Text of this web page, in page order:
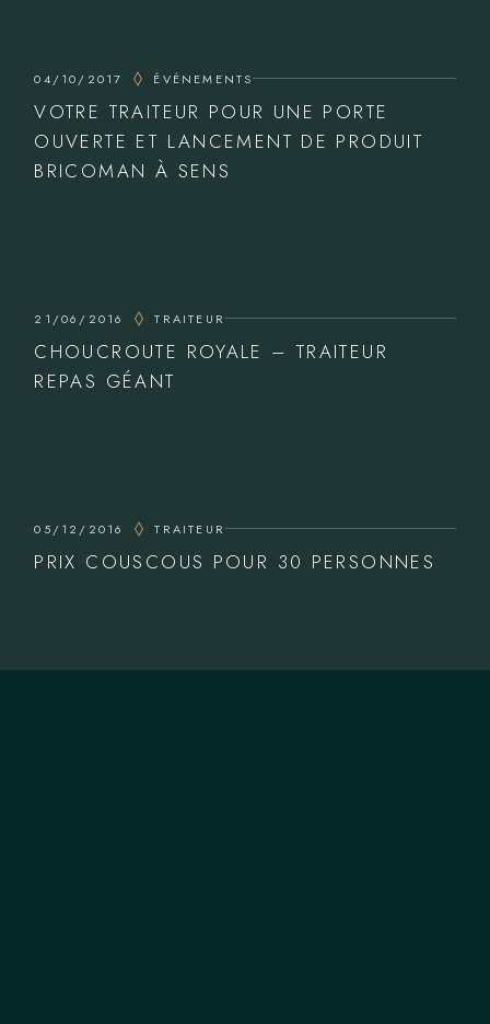
04/10/2017 ÉVÉNEMENTS
VOTRE TRAITEUR POUR UNE PORTE
OUVERTE ET LANCEMENT DE PRODUIT
BRICOMAN À SENS
21/06/2016 TRAITEUR
CHOUCROUTE ROYALE – TRAITEUR
REPAS GÉANT
05/12/2016 TRAITEUR
PRIX COUSCOUS POUR 30 PERSONNES